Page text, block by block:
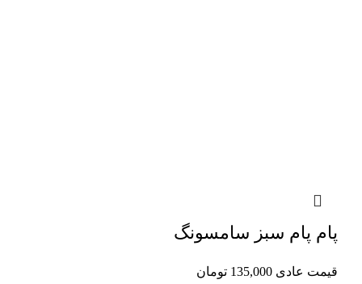
پام پام سبز سامسونگ
قیمت عادی 135,000 تومان